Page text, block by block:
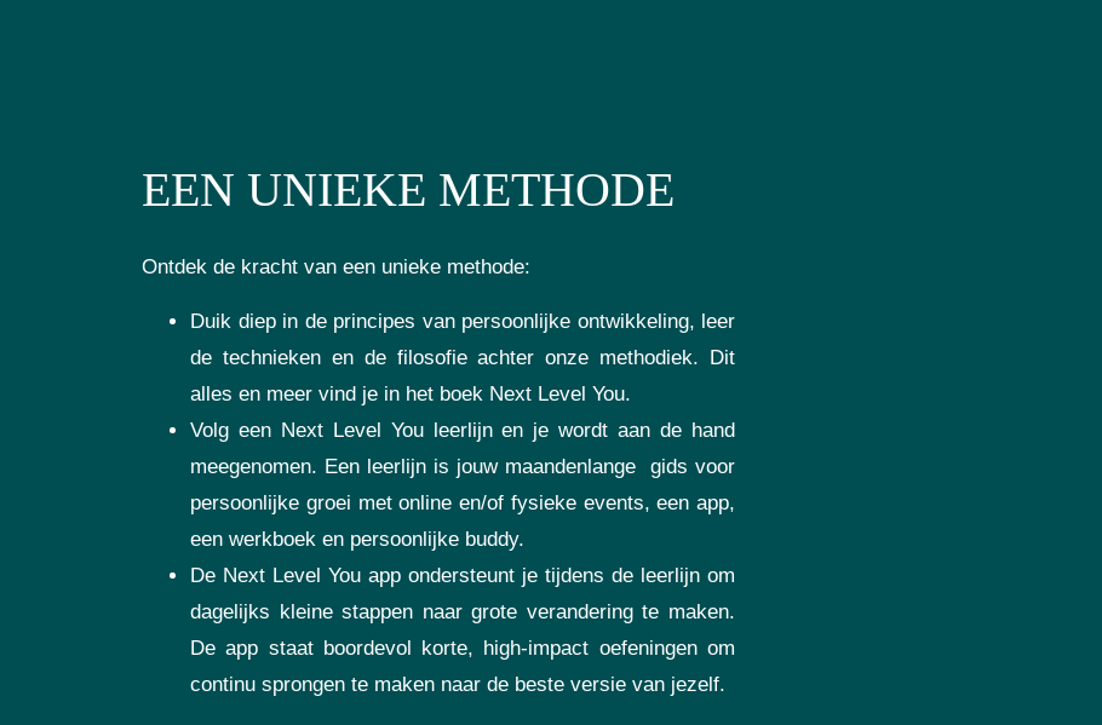
EEN UNIEKE METHODE
Ontdek de kracht van een unieke methode:
Duik diep in de principes van persoonlijke ontwikkeling, leer
de technieken en de filosofie achter onze methodiek. Dit
alles en meer vind je in het boek Next Level You.
Volg een Next Level You leerlijn en je wordt aan de hand
meegenomen. Een leerlijn is jouw maandenlange gids voor
persoonlijke groei met online en/of fysieke events, een app,
een werkboek en persoonlijke buddy.
De Next Level You app ondersteunt je tijdens de leerlijn om
dagelijks kleine stappen naar grote verandering te maken.
De app staat boordevol korte, high-impact oefeningen om
continu sprongen te maken naar de beste versie van jezelf.